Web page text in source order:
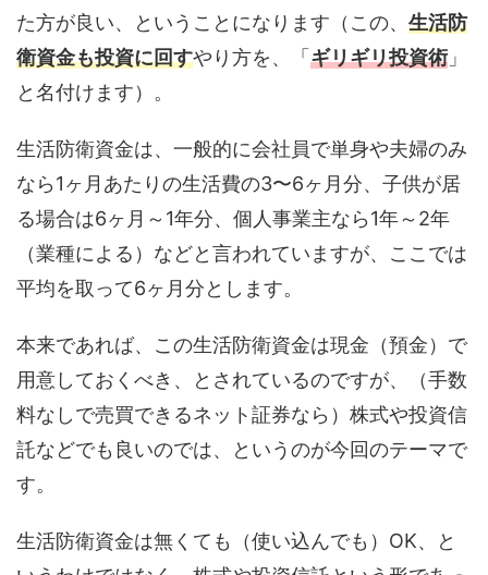
た方が良い、ということになります（この、 生活防
衛資金も投資に回すやり方を、「 ギリギリ投資術」
と名付けます）。
生活防衛資金は、一般的に会社員で単身や夫婦のみ
なら1ヶ月あたりの生活費の3〜6ヶ月分、子供が居
る場合は6ヶ月～1年分、個人事業主なら1年～2年
（業種による）などと言われていますが、ここでは
平均を取って6ヶ月分とします。
本来であれば、この生活防衛資金は現金（預金）で
用意しておくべき、とされているのですが、（手数
料なしで売買できるネット証券なら）株式や投資信
託などでも良いのでは、というのが今回のテーマで
す。
生活防衛資金は無くても（使い込んでも）OK、と